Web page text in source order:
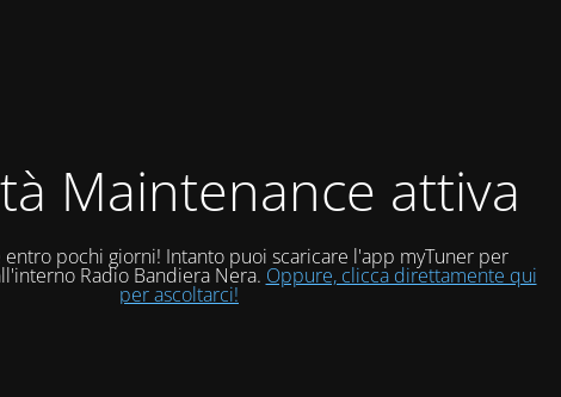
Maintenance attiva
pochi giorni! Intanto puoi scaricare l'app myTuner per
Radio Bandiera Nera. Oppure, clicca direttamente qui
per ascoltarci!